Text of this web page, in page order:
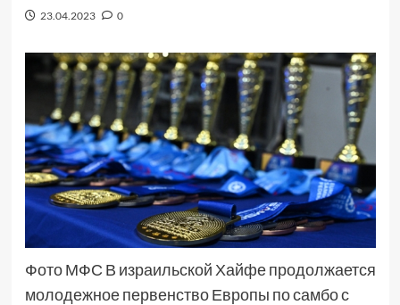
23.04.2023 0
Фото МФС В израильской Хайфе продолжается
молодежное первенство Европы по самбо с